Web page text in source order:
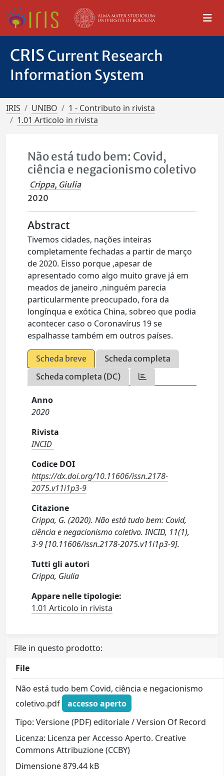
CRIS Current Research
Information System
IRIS UNIBO
1 - Contributo in rivista
1.01 Articolo in rivista
Não está tudo bem: Covid,
ciência e negacionismo coletivo
Crippa, Giulia
2020
Abstract
Tivemos cidades, nações inteiras
completamente fechadas a partir de março
de 2020. Eisso porque ,apesar de
apresentado como algo muito grave já em
meados de janeiro ,ninguém parecia
particularmente preocupado, fora da
longínqua e exótica China, sobreo que podia
acontecer caso o Coronavírus 19 se
espalhasse também em outros países.
Scheda breve
Scheda completa
Scheda completa (DC)
Anno
2020
Rivista
INCID
Codice DOI
https://dx.doi.org/10.11606/issn.2178-
2075.v11i1p3-9
Citazione
Crippa, G. (2020). Não está tudo bem: Covid,
ciência e negacionismo coletivo. INCID, 11(1),
3-9 [10.11606/issn.2178-2075.v11i1p3-9].
Tutti gli autori
Crippa, Giulia
Appare nelle tipologie:
1.01 Articolo in rivista
File in questo prodotto:
File
Não está tudo bem Covid, ciência e negacionismo
coletivo.pdf
accesso aperto
Tipo: Versione (PDF) editoriale / Version Of Record
Licenza: Licenza per Accesso Aperto. Creative
Commons Attribuzione (CCBY)
Dimensione 879.44 kB